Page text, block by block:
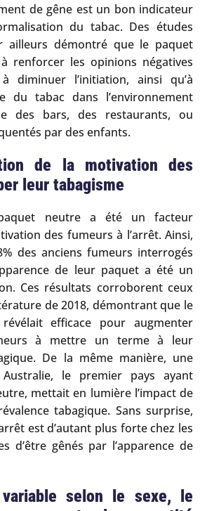
de gêne est un bon indicateur
du tabac. Des études
ailleurs démontré que le paquet
renforcer les opinions négatives
diminuer l’initiation, ainsi qu’à
du tabac dans l’environnement
des bars, des restaurants, ou
par des enfants.
de la motivation des
leur tabagisme
neutre a été un facteur
des fumeurs à l’arrêt. Ainsi,
des anciens fumeurs interrogés
de leur paquet a été un
Ces résultats corroborent ceux
de 2018, démontrant que le
efficace pour augmenter
à mettre un terme à leur
De la même manière, une
le premier pays ayant
mettait en lumière l’impact de
tabagique. Sans surprise,
est d’autant plus forte chez les
d’être gênés par l’apparence de
selon le sexe, le